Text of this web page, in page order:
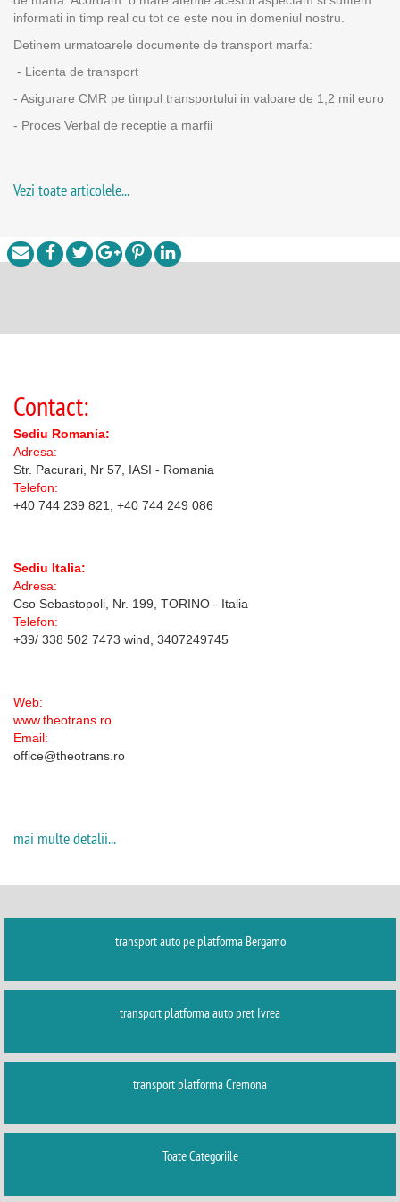
informati in timp real cu tot ce este nou in domeniul nostru.
Detinem urmatoarele documente de transport marfa:
- Licenta de transport
- Asigurare CMR pe timpul transportului in valoare de 1,2 mil euro
- Proces Verbal de receptie a marfii
Vezi toate articolele...
Contact:
Sediu Romania:
Adresa:
Str. Pacurari, Nr 57, IASI - Romania
Telefon:
+40 744 239 821, +40 744 249 086
Sediu Italia:
Adresa:
Cso Sebastopoli, Nr. 199, TORINO - Italia
Telefon:
+39/ 338 502 7473 wind, 3407249745
Web:
www.theotrans.ro
Email:
office@theotrans.ro
mai multe detalii...
transport auto pe platforma Bergamo
transport platforma auto pret Ivrea
transport platforma Cremona
Toate Categoriile